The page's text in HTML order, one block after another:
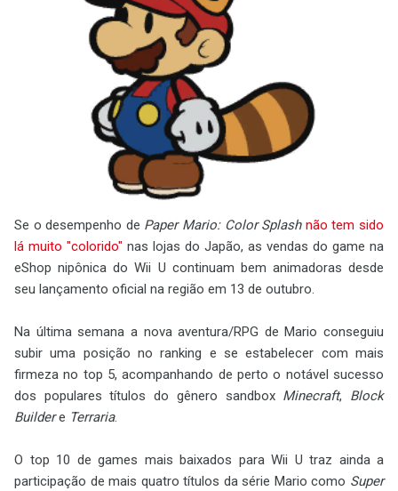
Se o desempenho de Paper Mario: Color Splash não tem sido
lá muito "colorido" nas lojas do Japão, as vendas do game na
eShop nipônica do Wii U continuam bem animadoras desde
seu lançamento oficial na região em 13 de outubro.
Na última semana a nova aventura/RPG de Mario conseguiu
subir uma posição no ranking e se estabelecer com mais
firmeza no top 5, acompanhando de perto o notável sucesso
dos populares títulos do gênero sandbox Minecraft, Block
Buildere Terraria.
O top 10 de games mais baixados para Wii U traz ainda a
participação de mais quatro títulos da série Mario como Super